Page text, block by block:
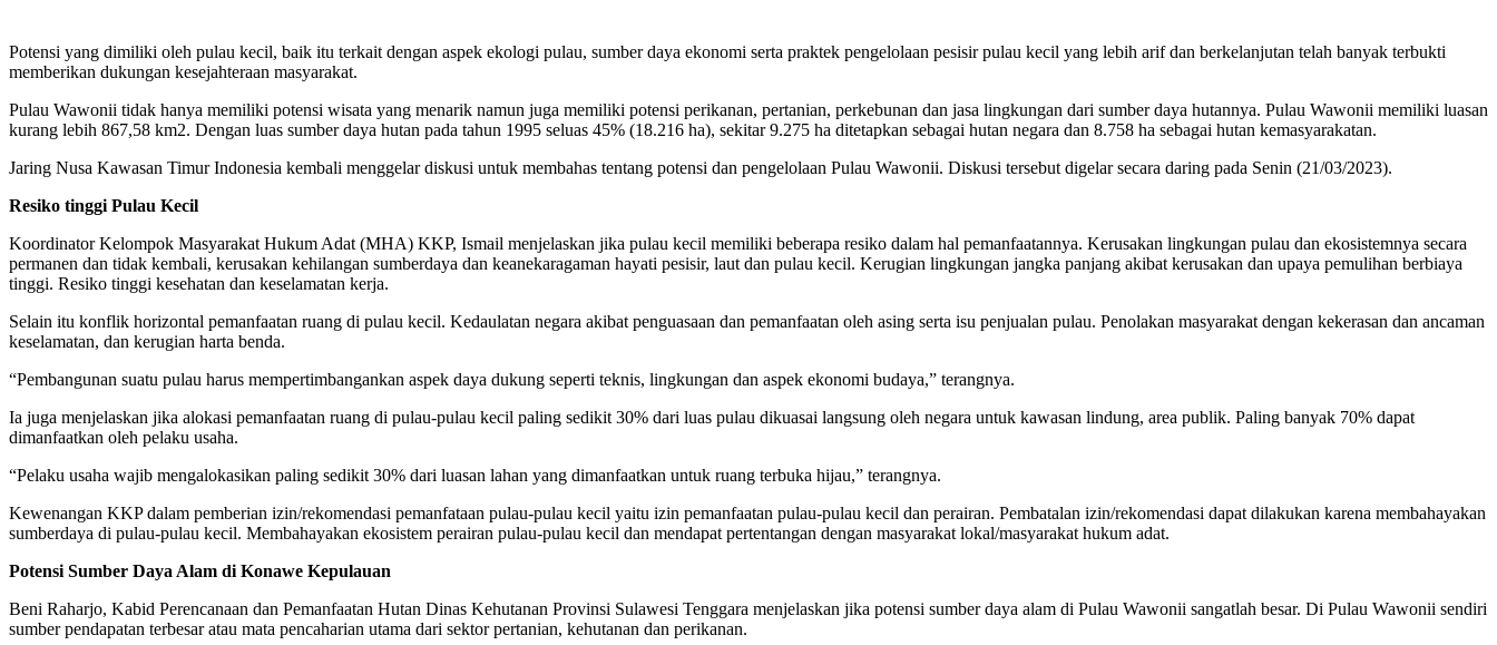
Potensi yang dimiliki oleh pulau kecil, baik itu terkait dengan aspek ekologi pulau, sumber daya ekonomi serta praktek pengelolaan pesisir pulau kecil yang lebih arif dan berkelanjutan telah banyak terbukti
memberikan dukungan kesejahteraan masyarakat.
Pulau Wawonii tidak hanya memiliki potensi wisata yang menarik namun juga memiliki potensi perikanan, pertanian, perkebunan dan jasa lingkungan dari sumber daya hutannya. Pulau Wawonii memiliki luasan
kurang lebih 867,58 km2. Dengan luas sumber daya hutan pada tahun 1995 seluas 45% (18.216 ha), sekitar 9.275 ha ditetapkan sebagai hutan negara dan 8.758 ha sebagai hutan kemasyarakatan.
Jaring Nusa Kawasan Timur Indonesia kembali menggelar diskusi untuk membahas tentang potensi dan pengelolaan Pulau Wawonii. Diskusi tersebut digelar secara daring pada Senin (21/03/2023).
Resiko tinggi Pulau Kecil
Koordinator Kelompok Masyarakat Hukum Adat (MHA) KKP, Ismail menjelaskan jika pulau kecil memiliki beberapa resiko dalam hal pemanfaatannya. Kerusakan lingkungan pulau dan ekosistemnya secara
permanen dan tidak kembali, kerusakan kehilangan sumberdaya dan keanekaragaman hayati pesisir, laut dan pulau kecil. Kerugian lingkungan jangka panjang akibat kerusakan dan upaya pemulihan berbiaya
tinggi. Resiko tinggi kesehatan dan keselamatan kerja.
Selain itu konflik horizontal pemanfaatan ruang di pulau kecil. Kedaulatan negara akibat penguasaan dan pemanfaatan oleh asing serta isu penjualan pulau. Penolakan masyarakat dengan kekerasan dan ancaman
keselamatan, dan kerugian harta benda.
“Pembangunan suatu pulau harus mempertimbangankan aspek daya dukung seperti teknis, lingkungan dan aspek ekonomi budaya,” terangnya.
Ia juga menjelaskan jika alokasi pemanfaatan ruang di pulau-pulau kecil paling sedikit 30% dari luas pulau dikuasai langsung oleh negara untuk kawasan lindung, area publik. Paling banyak 70% dapat
dimanfaatkan oleh pelaku usaha.
“Pelaku usaha wajib mengalokasikan paling sedikit 30% dari luasan lahan yang dimanfaatkan untuk ruang terbuka hijau,” terangnya.
Kewenangan KKP dalam pemberian izin/rekomendasi pemanfataan pulau-pulau kecil yaitu izin pemanfaatan pulau-pulau kecil dan perairan. Pembatalan izin/rekomendasi dapat dilakukan karena membahayakan
sumberdaya di pulau-pulau kecil. Membahayakan ekosistem perairan pulau-pulau kecil dan mendapat pertentangan dengan masyarakat lokal/masyarakat hukum adat.
Potensi Sumber Daya Alam di Konawe Kepulauan
Beni Raharjo, Kabid Perencanaan dan Pemanfaatan Hutan Dinas Kehutanan Provinsi Sulawesi Tenggara menjelaskan jika potensi sumber daya alam di Pulau Wawonii sangatlah besar. Di Pulau Wawonii sendiri
sumber pendapatan terbesar atau mata pencaharian utama dari sektor pertanian, kehutanan dan perikanan.